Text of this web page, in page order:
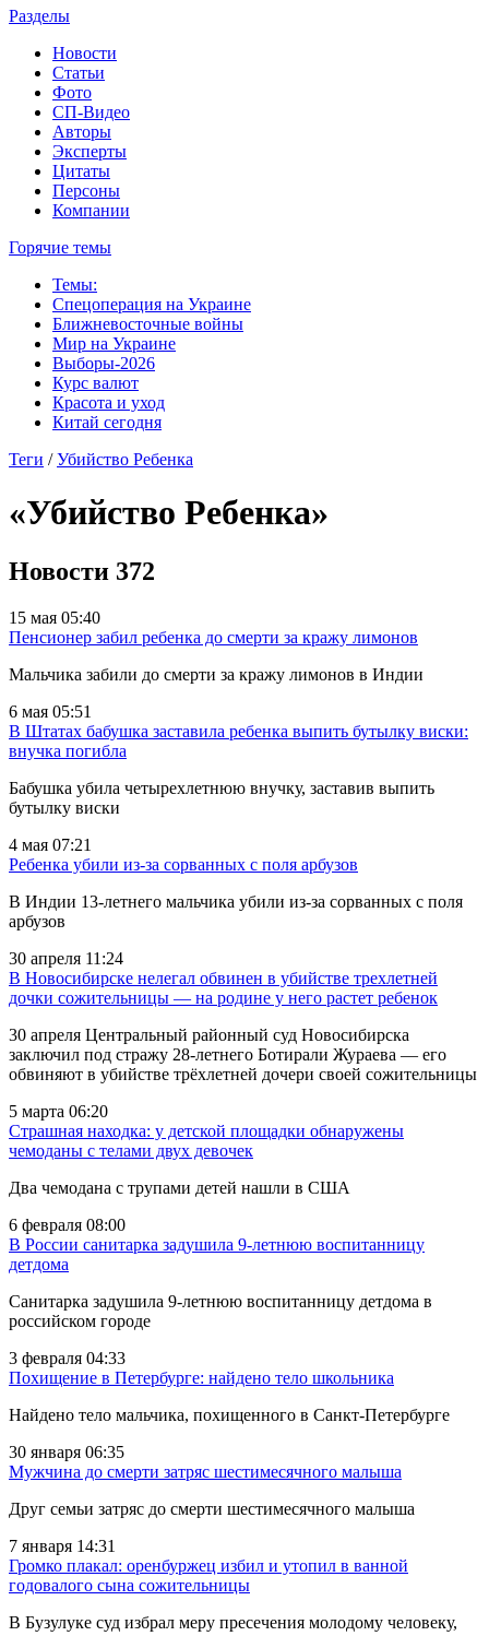
Разделы
Новости
Статьи
Фото
СП-Видео
Авторы
Эксперты
Цитаты
Персоны
Компании
Горячие темы
Темы:
Спецоперация на Украине
Ближневосточные войны
Мир на Украине
Выборы-2026
Курс валют
Красота и уход
Китай сегодня
Теги /Убийство Ребенка
«Убийство Ребенка»
Новости 372
15 мая 05:40
Пенсионер забил ребенка до смерти за кражу лимонов
Мальчика забили до смерти за кражу лимонов в Индии
6 мая 05:51
В Штатах бабушка заставила ребенка выпить бутылку виски:
внучка погибла
Бабушка убила четырехлетнюю внучку, заставив выпить
бутылку виски
4 мая 07:21
Ребенка убили из-за сорванных с поля арбузов
В Индии 13-летнего мальчика убили из-за сорванных с поля
арбузов
30 апреля 11:24
В Новосибирске нелегал обвинен в убийстве трехлетней
дочки сожительницы — на родине у него растет ребенок
30 апреля Центральный районный суд Новосибирска
заключил под стражу 28-летнего Ботирали Жураева — его
обвиняют в убийстве трёхлетней дочери своей сожительницы
5 марта 06:20
Страшная находка: у детской площадки обнаружены
чемоданы с телами двух девочек
Два чемодана с трупами детей нашли в США
6 февраля 08:00
В России санитарка задушила 9-летнюю воспитанницу
детдома
Санитарка задушила 9-летнюю воспитанницу детдома в
российском городе
3 февраля 04:33
Похищение в Петербурге: найдено тело школьника
Найдено тело мальчика, похищенного в Санкт-Петербурге
30 января 06:35
Мужчина до смерти затряс шестимесячного малыша
Друг семьи затряс до смерти шестимесячного малыша
7 января 14:31
Громко плакал: оренбуржец избил и утопил в ванной
годовалого сына сожительницы
В Бузулуке суд избрал меру пресечения молодому человеку,